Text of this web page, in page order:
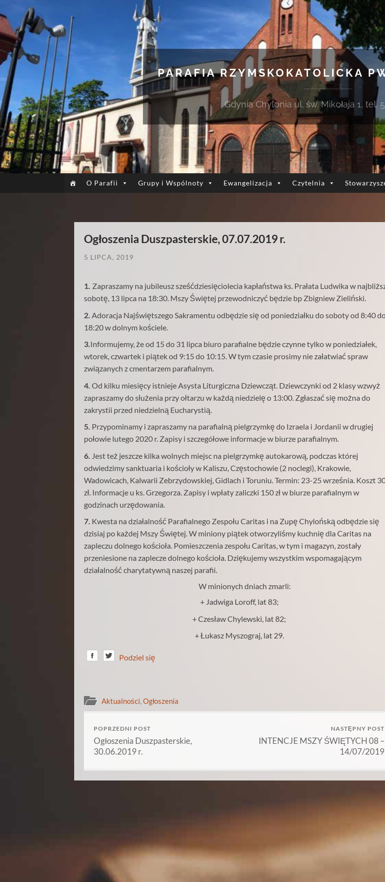
PARAFIA RZYMSKOKATOLICKA
Gdynia Chylonia ul. św. Mikołaja 1, tel.
O Parafii Grupy i Wspólnoty Ewangelizacja Czytelnia
Ogłoszenia Duszpasterskie, 07.07.2019 r.
5 LIPCA, 2019
1. Zapraszamy na jubileusz sześćdziesięciolecia kapłaństwa ks. Prałata Ludwika w
sobotę, 13 lipca na 18:30. Mszy Świętej przewodniczyć będzie bp Zbigniew Zieliński.
2. Adoracja Najświętszego Sakramentu odbędzie się od poniedziałku do soboty od 8:40
18:20 w dolnym kościele.
3.Informujemy, że od 15 do 31 lipca biuro parafialne będzie czynne tylko w poniedziałek,
wtorek, czwartek i piątek od 9:15 do 10:15. W tym czasie prosimy nie załatwiać spraw
związanych z cmentarzem parafialnym.
4. Od kilku miesięcy istnieje Asysta Liturgiczna Dziewcząt. Dziewczynki od 2 klasy wzwyż
zapraszamy do służenia przy ołtarzu w każdą niedzielę o 13:00. Zgłaszać się można do
zakrystii przed niedzielną Eucharystią.
5. Przypominamy i zapraszamy na parafialną pielgrzymkę do Izraela i Jordanii w drugiej
połowie lutego 2020 r. Zapisy i szczegółowe informacje w biurze parafialnym.
6. Jest też jeszcze kilka wolnych miejsc na pielgrzymkę autokarową, podczas której
odwiedzimy sanktuaria i kościoły w Kaliszu, Częstochowie (2 noclegi), Krakowie,
Wadowicach, Kalwarii Zebrzydowskiej, Gidlach i Toruniu. Termin: 23-25 września. Koszt
zł. Informacje u ks. Grzegorza. Zapisy i wpłaty zaliczki 150 zł w biurze parafialnym w
godzinach urzędowania.
7. Kwesta na działalność Parafialnego Zespołu Caritas i na Zupę Chylońską odbędzie się
dzisiaj po każdej Mszy Świętej. W miniony piątek otworzyliśmy kuchnię dla Caritas na
zapleczu dolnego kościoła. Pomieszczenia zespołu Caritas, w tym i magazyn, zostały
przeniesione na zaplecze dolnego kościoła. Dziękujemy wszystkim wspomagającym
działalność charytatywną naszej parafii.
W minionych dniach zmarli:
+ Jadwiga Loroff, lat 83;
+ Czesław Chylewski, lat 82;
+ Łukasz Myszograj, lat 29.
Podziel się
Aktualności,Ogłoszenia
POPRZEDNI POST
Ogłoszenia Duszpasterskie,
30.06.2019 r.
NASTĘPNY POST
INTENCJE MSZY ŚWIĘTYCH 08 –
14/07/2019